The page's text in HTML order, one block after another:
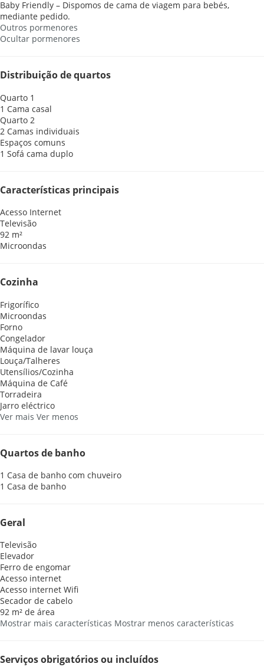
Baby Friendly – Dispomos de cama de viagem para bebés,
mediante pedido.
Outros pormenores
Ocultar pormenores
Distribuição de quartos
Quarto 1
1 Cama casal
Quarto 2
2 Camas individuais
Espaços comuns
1 Sofá cama duplo
Características principais
Acesso Internet
Televisão
92 m²
Microondas
Cozinha
Frigorífico
Microondas
Forno
Congelador
Máquina de lavar louça
Louça/Talheres
Utensílios/Cozinha
Máquina de Café
Torradeira
Jarro eléctrico
Ver mais Ver menos
Quartos de banho
1 Casa de banho com chuveiro
1 Casa de banho
Geral
Televisão
Elevador
Ferro de engomar
Acesso internet
Acesso internet Wifi
Secador de cabelo
92 m² de área
Mostrar mais características Mostrar menos características
Serviços obrigatórios ou incluídos